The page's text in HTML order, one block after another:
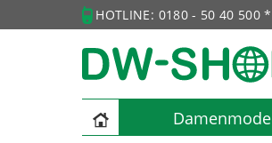
HOTLINE: 0180 - 50 40 500 *
Damenmode